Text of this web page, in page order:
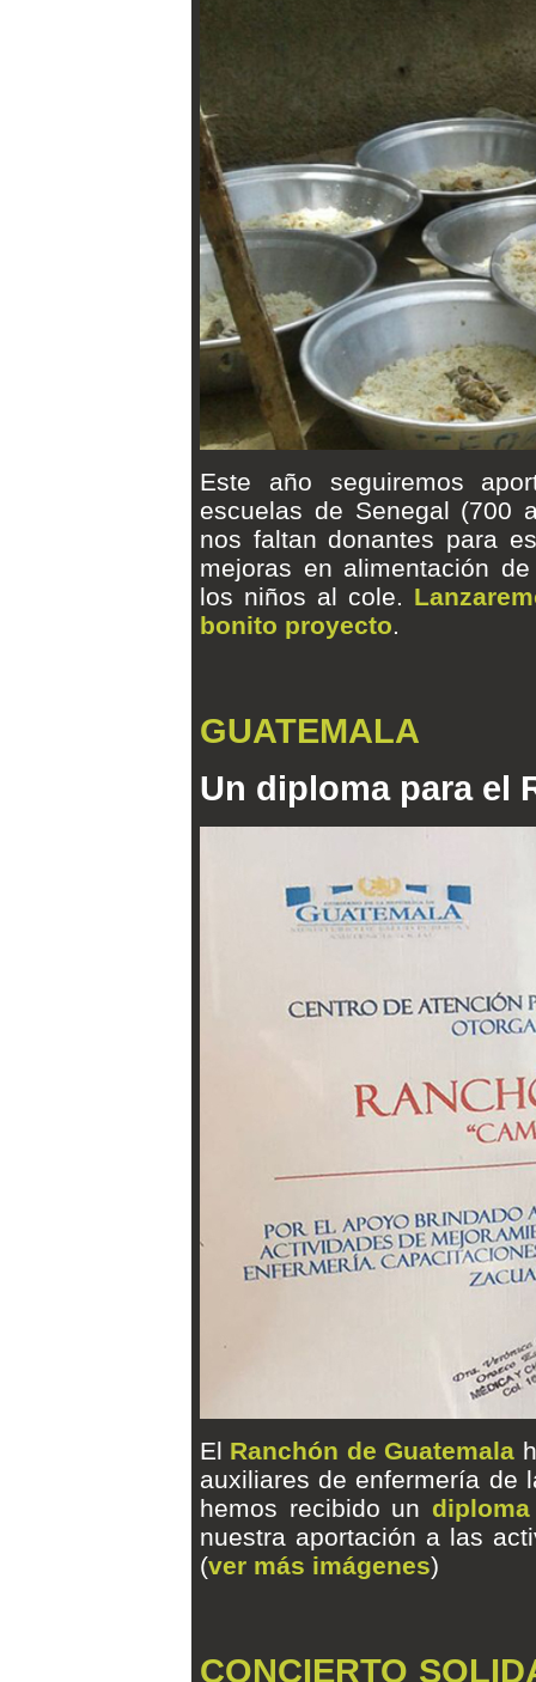
Este año seguiremos
escuelas de Senegal (700
nos faltan donantes para
mejoras en alimentación
los niños al cole.
bonito proyecto.
GUATEMALA
Un diploma para el
El Ranchón de Guatemala
auxiliares de enfermería de
hemos recibido un
nuestra aportación a las
(ver más imágenes)
CONCIERTO